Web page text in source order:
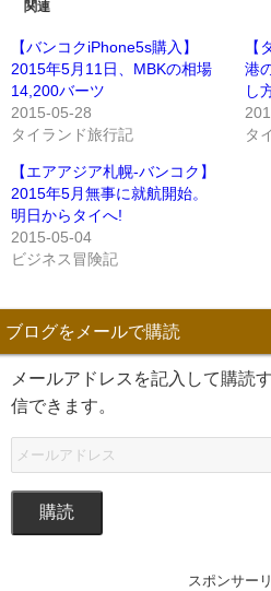
関連
【バンコクiPhone5s購入】
2015年5月11日、MBKの相場
14,200バーツ
2015-05-28
タイランド旅行記
【
港
し
タ
【エアアジア札幌‐バンコク】
2015年5月無事に就航開始。
明日からタイへ!
2015-05-04
ビジネス冒険記
ブログをメールで購読
メールアドレスを記入して購読
信できます。
購読
スポンサー